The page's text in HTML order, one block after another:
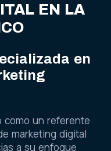
EN LA
en
como un referente
marketing digital
a su enfoque